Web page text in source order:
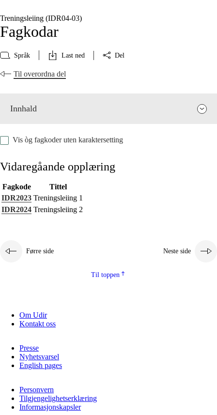
Treningsleiing (IDR04‑03)
Fagkodar
Språk Last ned Del
Til overordna del
Innhald
Fagrelevans og sentrale verdiar
Kjerneelement
Vis òg fagkoder uten karaktersetting
Vidaregåande opplæring
Fagkode
Tittel
IDR2023 Treningsleiing 1
IDR2024 Treningsleiing 2
Førre side Neste side
Til toppen
Om Udir
Kontakt oss
Presse
Nyhetsvarsel
English pages
Personvern
Tilgjengelighetserklæring
Informasjonskapsler